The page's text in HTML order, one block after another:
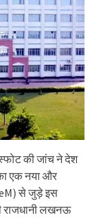
की जांच ने देश
एक नया और
से जुड़े इस
राजधानी लखनऊ